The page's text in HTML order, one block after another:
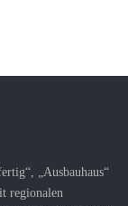
„Ausbauhaus“
regionalen